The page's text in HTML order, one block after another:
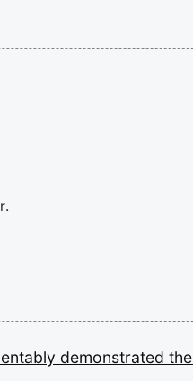
demonstrated the